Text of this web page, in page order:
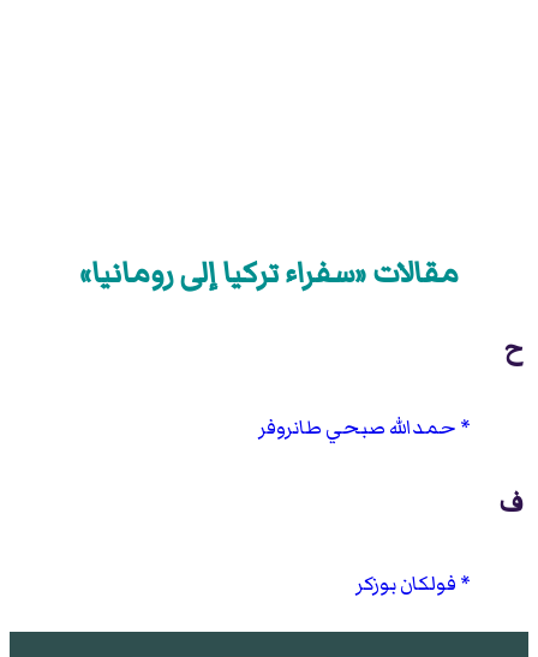
مقالات «سفراء تركيا إلى رومانيا»
ح
حمدالله صبحي طانروفر
ف
فولكان بوزكر